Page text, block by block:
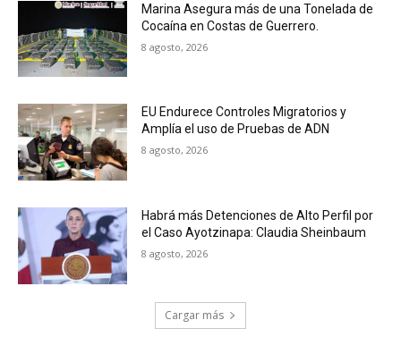
Marina Asegura más de una Tonelada de
Cocaína en Costas de Guerrero.
8 agosto, 2026
EU Endurece Controles Migratorios y
Amplía el uso de Pruebas de ADN
8 agosto, 2026
Habrá más Detenciones de Alto Perfil por
el Caso Ayotzinapa: Claudia Sheinbaum
8 agosto, 2026
Cargar más